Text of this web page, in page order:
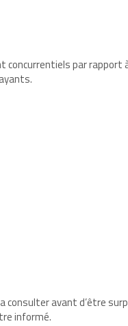
par rapport
avant d’être
informé.